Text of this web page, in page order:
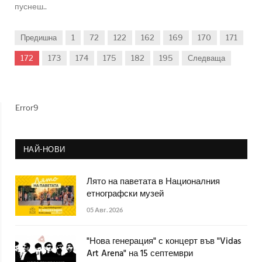
пуснеш..
Предишна 1 72 122 162 169 170 171
172 173 174 175 182 195 Следваща
Error9
НАЙ-НОВИ
Лято на паветата в Националния
етнографски музей
05 Авг. 2026
"Нова генерация" с концерт във "Vidas
Art Arena" на 15 септември